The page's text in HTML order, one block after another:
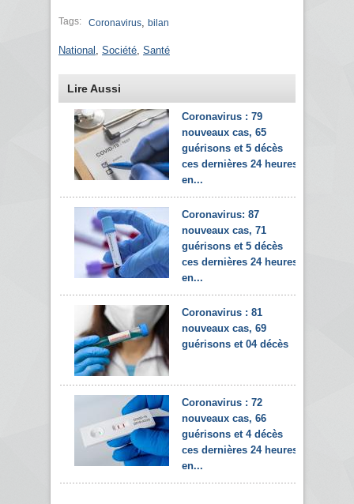
Tags: Coronavirus bilan
National Société Santé
Lire Aussi
Coronavirus : 79
nouveaux cas, 65
guérisons et 5 décès
ces dernières 24 heures
en...
Coronavirus: 87
nouveaux cas, 71
guérisons et 5 décès
ces dernières 24 heures
en...
Coronavirus : 81
nouveaux cas, 69
guérisons et 04 décès
Coronavirus : 72
nouveaux cas, 66
guérisons et 4 décès
ces dernières 24 heures
en...